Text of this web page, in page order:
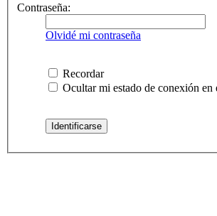
Contraseña:
Olvidé mi contraseña
Recordar
Ocultar mi estado de conexión en